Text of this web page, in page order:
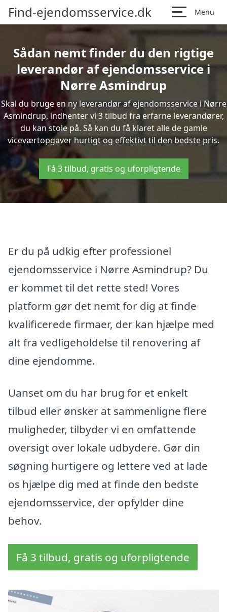
Find-ejendomsservice.dk Menu
Sådan nemt finder du den rigtige
leverandør af ejendomsservice i
Nørre Asmindrup
Skal du bruge en ny leverandør af ejendomsservice i Nørre
Asmindrup, indhenter vi 3 tilbud fra erfarne leverandører,
du kan stole på. Så kan du få klaret alle de gamle
viceværtopgaver hurtigt og effektivt til den bedste pris.
Få 3 tilbud, gratis og uforpligtende
Er du på udkig efter professionel
ejendomsservice i Nørre Asmindrup? Du
er kommet til det rette sted! Vores
platform gør det nemt for dig at finde
kvalificerede firmaer, der kan hjælpe med
alt fra vedligeholdelse til renovering af
dine ejendomme.
Uanset om du har brug for et enkelt
tilbud eller ønsker at sammenligne flere
muligheder, tilbyder vi en omfattende
oversigt over lokale udbydere. Gør din
søgning hurtigere og lettere ved at lade
os hjælpe dig med at finde den bedste
ejendomsservice, der opfylder dine
behov.
Få 3 tilbud, gratis og uforpligtende